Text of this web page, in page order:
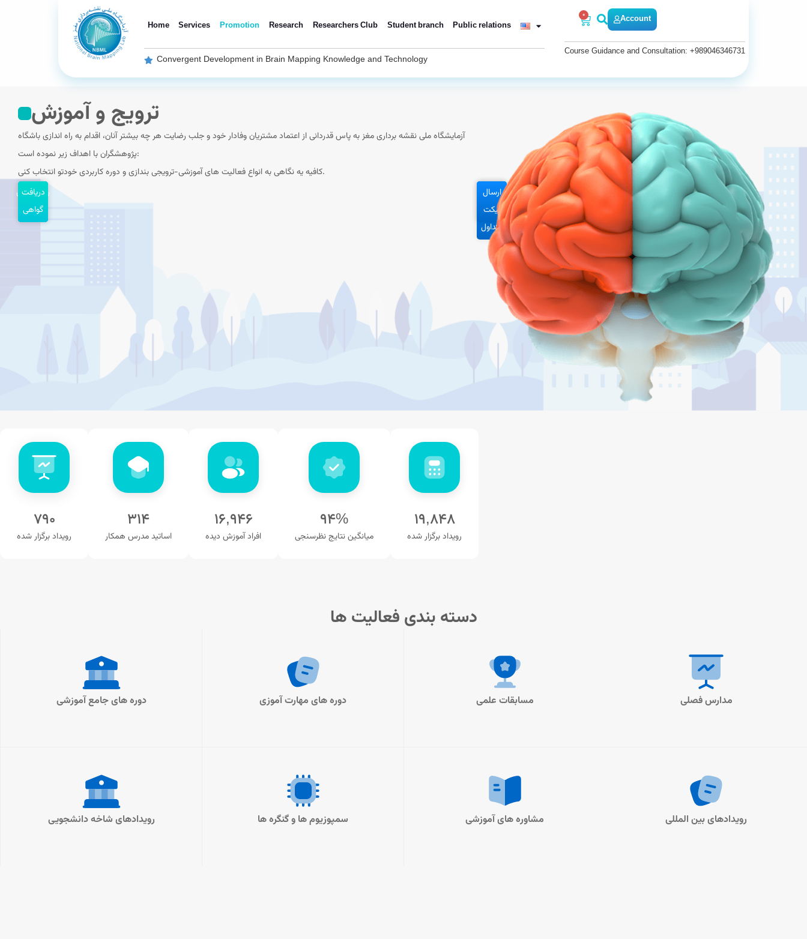
Home Services Promotion Research Researchers Club Student branch Public relations
Convergent Development in Brain Mapping Knowledge and Technology
0 Account
Course Guidance and Consultation: +989046346731
ترویج و آموزش
آزمایشگاه ملی نقشه برداری مغز به پاس قدردانی از اعتماد مشتریان وفادار خود و جلب رضایت هر چه بیشتر آنان، اقدام به راه اندازی باشگاه
پژوهشگران با اهداف زیر نموده است:
کافیه یه نگاهی به انواع فعالیت های آموزشی-ترویجی بندازی و دوره کاربردی خودتو انتخاب کنی.
رویدادهای
پیش رو
دریافت
گواهی
تماس
با ما
پرسش
های
متداول
ارسال
تیکت
۷۹۰
رویداد برگزار شده
۳۱۴
اساتید مدرس همکار
۱۶,۹۴۶
افراد آموزش دیده
۹۴%
میانگین نتایج نظرسنجی
۱۹,۸۴۸
رویداد برگزار شده
دسته بندی فعالیت ها
دوره های جامع آموزشی دوره های مهارت آموزی مسابقات علمی مدارس فصلی
رویدادهای شاخه دانشجویی سمپوزیوم ها و گنگره ها مشاوره های آموزشی رویدادهای بین المللی